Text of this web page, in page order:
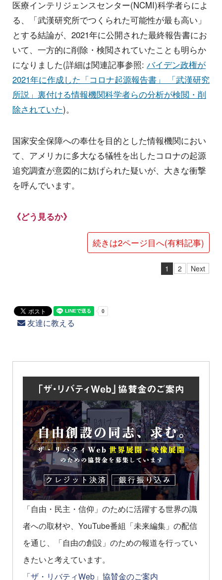
医療インテリジェンスセンター(NCMI)科学者らによ
る、「武漢研究所でつくられた可能性が最も高い」
とする結論が、2021年に公開された最終報告書にお
いて、一方的に削除・検閲されていたことも明らか
になりました(詳細は関連記事参照: バイデン政権が
2021年に作成した「コロナ起源報告書」 「武漢研究
所説」裏付ける情報機関科学者らの分析が検閲・削
除されていた)。
国家安全保障への奉仕を目的とした情報機関におい
て、アメリカに多大なる犠牲を出したコロナの起源
追究調査が意図的に妨げられた疑いが、大きな衝撃
を呼んでいます。
《どう見るか》
続きは2ページ目へ(有料記事)
1 2 Next
友達に教える
「自由・民主・信仰」のために活躍する世界の識
者への取材や、YouTube番組「未来編集」の配信
を通じ、「自由の創設」のための報道を行ってい
きたいと考えています。
「ザ・リバティWeb」協賛金のご案内